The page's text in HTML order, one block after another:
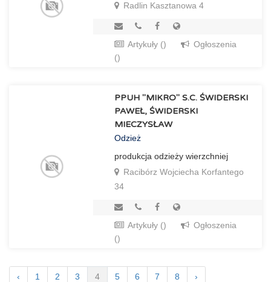
Radlin Kasztanowa 4
Artykuły ()
Ogłoszenia
()
PPUH "MIKRO" S.C. ŚWIDERSKI
PAWEŁ, ŚWIDERSKI
MIECZYSŁAW
Odzież
produkcja odzieży wierzchniej
Racibórz Wojciecha Korfantego
34
Artykuły ()
Ogłoszenia
()
‹ 1 2 3 4 5 6 7 8 ›